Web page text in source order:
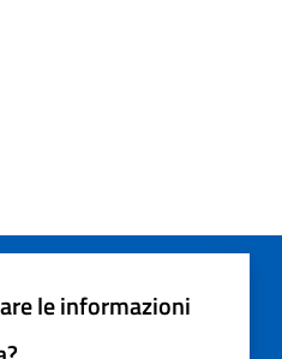
le informazioni